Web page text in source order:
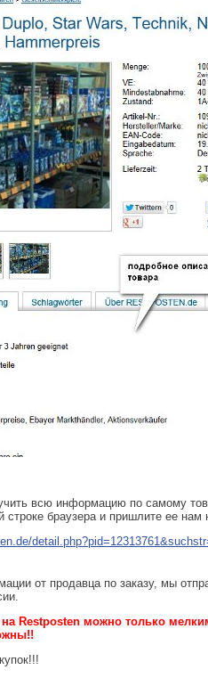
всю информацию по самому
строке браузера и пришлите ее нам
от продавца по заказу, мы
Restposten можно только